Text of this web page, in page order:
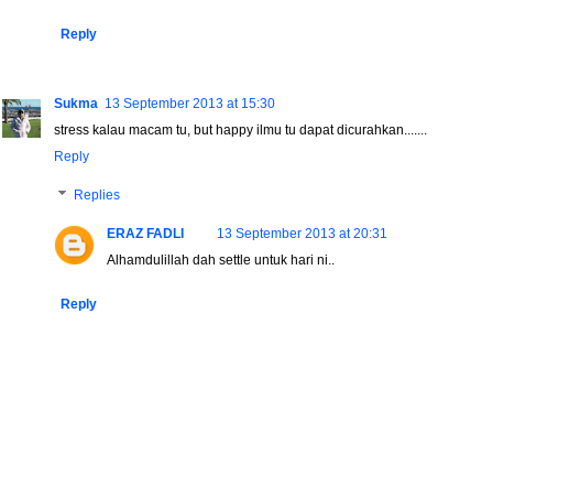
Reply
Sukma 13 September 2013 at 15:30
stress kalau macam tu, but happy ilmu tu dapat dicurahkan.......
Reply
Replies
ERAZ FADLI
13 September 2013 at 20:31
Alhamdulillah dah settle untuk hari ni..
Reply